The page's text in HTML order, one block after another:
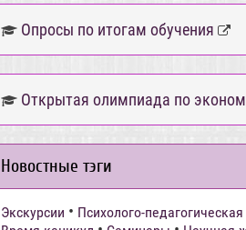
Опросы по итогам обучения
Открытая олимпиада по
Новостные тэги
Экскурсии • Психолого-педагогическая